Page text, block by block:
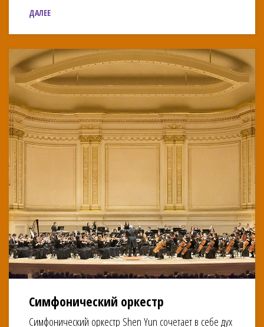
ДАЛЕЕ
Симфонический оркестр
Симфонический оркестр Shen Yun сочетает в себе дух